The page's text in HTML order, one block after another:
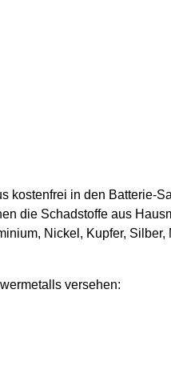
kostenfrei in den Batterie-
die Schadstoffe aus
Nickel, Kupfer, Silber,
versehen: